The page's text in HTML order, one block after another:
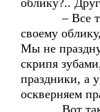
облику?..
– Все так!
своему
Мы не
скрипя
праздники, а
оскверняем
Вот такие